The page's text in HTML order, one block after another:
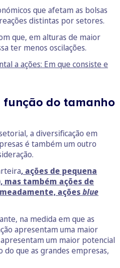
que afetam as bolsas
distintas por setores.
que, em alturas de maior
ter menos oscilações.
a ações: Em que consiste e
função do tamanho
a diversificação em
é também um outro
, ações de pequena
mas também ações de
açõesblue
na medida em que as
apresentam uma maior
um maior potencial
que as grandes empresas,